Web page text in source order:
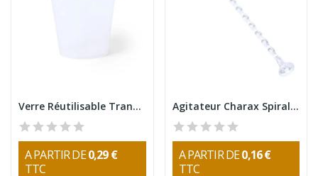
Verre Réutilisable Transparent Ginbert 500ml
A PARTIR DE0,29 €
TTC
Agitateur Charax Spirale 21 cm
A PARTIR DE0,16 €
TTC